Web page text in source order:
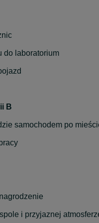
do laboratorium
B
samochodem po
i przyjaznej